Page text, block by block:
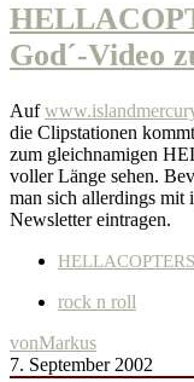
God´-Video
Auf
die Clipstationen
zum gleichnamigen
voller Länge sehen.
man sich allerdings mit
Newsletter eintragen.
HELLACOPTERS
rock n roll
vonMarkus
7. September 2002